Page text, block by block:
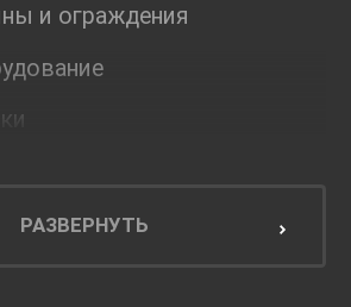
и ограждения
РАЗВЕРНУТЬ